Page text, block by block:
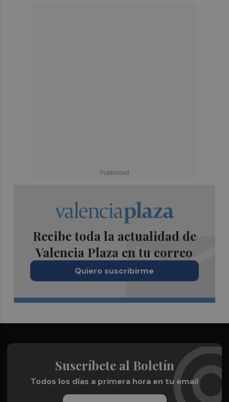
Recibe toda la actualidad de
Valencia Plaza en tu correo
Quiero suscribirme
Suscríbete al Boletín
Todos los días a primera hora en tu email